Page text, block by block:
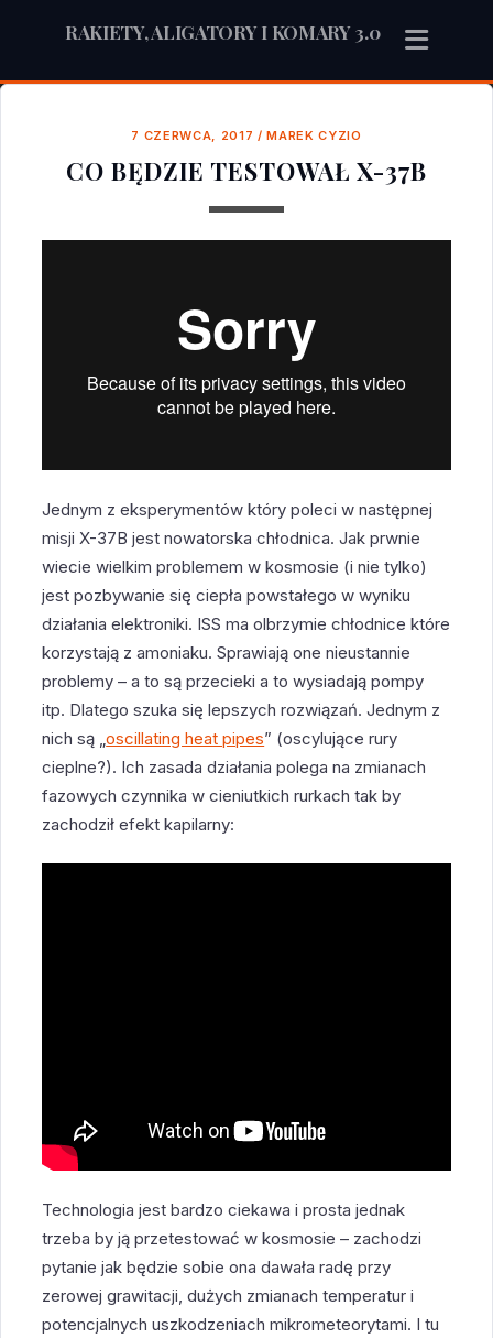
RAKIETY, ALIGATORY I KOMARY 3.0
7 CZERWCA, 2017 /MAREK CYZIO
CO BĘDZIE TESTOWAŁ X-37B
Jednym z eksperymentów który poleci w następnej
misji X-37B jest nowatorska chłodnica. Jak prwnie
wiecie wielkim problemem w kosmosie (i nie tylko)
jest pozbywanie się ciepła powstałego w wyniku
działania elektroniki. ISS ma olbrzymie chłodnice które
korzystają z amoniaku. Sprawiają one nieustannie
problemy – a to są przecieki a to wysiadają pompy
itp. Dlatego szuka się lepszych rozwiązań. Jednym z
nich są „oscillating heat pipes” (oscylujące rury
cieplne?). Ich zasada działania polega na zmianach
fazowych czynnika w cieniutkich rurkach tak by
zachodził efekt kapilarny:
Technologia jest bardzo ciekawa i prosta jednak
trzeba by ją przetestować w kosmosie – zachodzi
pytanie jak będzie sobie ona dawała radę przy
zerowej grawitacji, dużych zmianach temperatur i
potencjalnych uszkodzeniach mikrometeorytami. I tu